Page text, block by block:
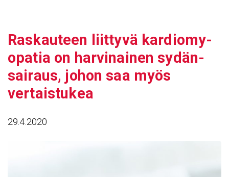
Raskau­teen liit­tyvä kardio­my­
opatia on harvi­nainen sydän­
sai­raus, johon saa myös
vertais­tukea
29.4.2020